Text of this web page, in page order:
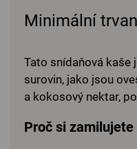
Minimální
Tato snídaňová kaše
surovin, jako jsou
a kokosový nektar,
Proč si